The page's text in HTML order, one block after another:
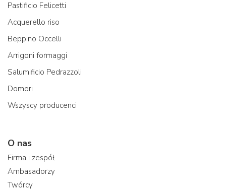
Pastificio Felicetti
Acquerello riso
Beppino Occelli
Arrigoni formaggi
Salumificio Pedrazzoli
Domori
Wszyscy producenci
O nas
Firma i zespół
Ambasadorzy
Twórcy